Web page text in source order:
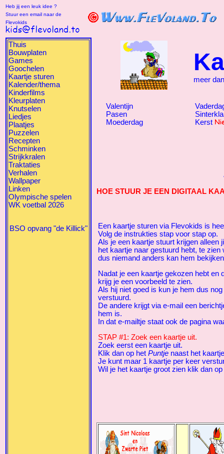
Heb jij een leuk idee ?
Stuur een email naar de
Flevokids
Thuis
Bouwplaten
Games
Goochelen
Kaartje sturen
Kalender/thema
Kinderfilms
Kleurplaten
Knutselen
Liedjes
Plaatjes
Puzzelen
Recepten
Schminken
Strijkkralen
Traktaties
Verhalen
Wallpaper
Linken
Olympische spelen
WK voetbal 2026
BSO opvang "de Killick"
meer
Valentijn
Pasen
Moederdag
Kerst
HOE STUUR JE EEN DIGITAAL
Een kaartje sturen via Flevokids is
Volg de instrukties stap voor stap op.
Als je een kaartje stuurt krijgen alleen
het kaartje naar gestuurd hebt, te
dus niemand anders kan hem
Nadat je een kaartje gekozen hebt en
krijg je een voorbeeld te zien.
Als hij niet goed is kun je hem dus
verstuurd.
De andere krijgt via e-mail een
hem is.
In dat e-mailtje staat ook de pagina
STAP #1: Zoek een kaartje uit.
Zoek eerst een kaartje uit.
Klik dan op het Puntje naast het
Je kunt maar 1 kaartje per keer
Wil je het kaartje groot zien klik dan